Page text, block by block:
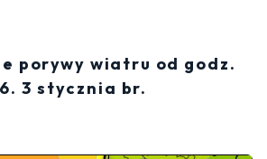
porywy wiatru od godz.
3 stycznia br.